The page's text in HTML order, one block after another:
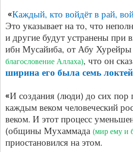
«Каждый, кто войдёт в рай,
Это указывает на то, что
и другие будут устранены при
ибн Мусайиба, от Абу Хурейры
благословение Аллаха), что он
ширина его была семь локтей
«И создания (люди) до сих пор
каждым веком человеческий
веком. И этот процесс
(общины Мухаммада (мир ему и
приостановился на этом.